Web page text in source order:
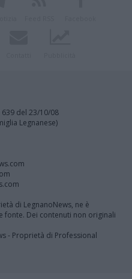
del 23/10/08
Legnanese)
di LegnanoNews, ne è
fonte. Dei contenuti non originali
- Proprietà di Professional